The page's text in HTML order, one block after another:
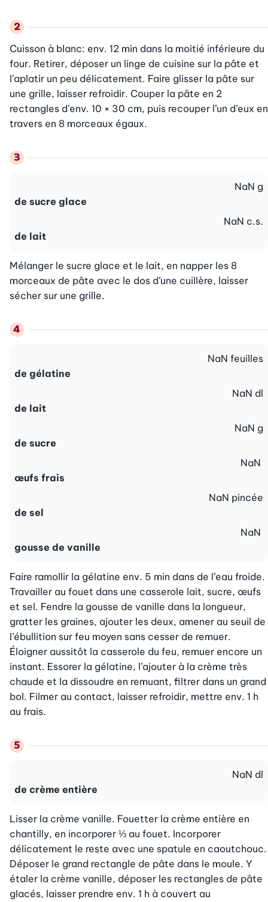
Cuisson à blanc: env. 12 min dans la moitié inférieure du
four. Retirer, déposer un linge de cuisine sur la pâte et
l’aplatir un peu délicatement. Faire glisser la pâte sur
une grille, laisser refroidir. Couper la pâte en 2
rectangles d’env. 10 × 30 cm, puis recouper l’un d’eux en
travers en 8 morceaux égaux.
de sucre glace
NaN g
de lait
NaN c.s.
Mélanger le sucre glace et le lait, en napper les 8
morceaux de pâte avec le dos d’une cuillère, laisser
sécher sur une grille.
de gélatine
NaN feuilles
de lait
NaN dl
de sucre
NaN g
œufs frais
NaN
de sel
NaN pincée
gousse de vanille
NaN
Faire ramollir la gélatine env. 5 min dans de l’eau froide.
Travailler au fouet dans une casserole lait, sucre, œufs
et sel. Fendre la gousse de vanille dans la longueur,
gratter les graines, ajouter les deux, amener au seuil de
l’ébullition sur feu moyen sans cesser de remuer.
Éloigner aussitôt la casserole du feu, remuer encore un
instant. Essorer la gélatine, l’ajouter à la crème très
chaude et la dissoudre en remuant, filtrer dans un grand
bol. Filmer au contact, laisser refroidir, mettre env. 1 h
au frais.
de crème entière
NaN dl
Lisser la crème vanille. Fouetter la crème entière en
chantilly, en incorporer ⅓ au fouet. Incorporer
délicatement le reste avec une spatule en caoutchouc.
Déposer le grand rectangle de pâte dans le moule. Y
étaler la crème vanille, déposer les rectangles de pâte
glacés, laisser prendre env. 1 h à couvert au